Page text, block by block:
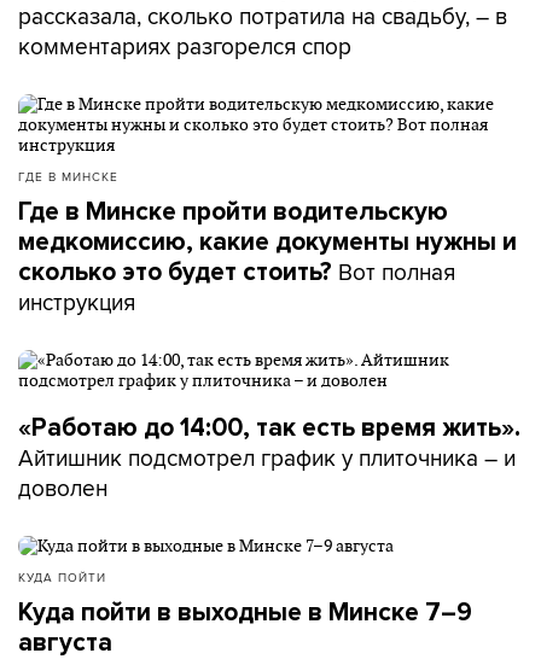
рассказала, сколько потратила на свадьбу, – в
комментариях разгорелся спор
ГДЕ В МИНСКЕ
Где в Минске пройти водительскую
медкомиссию, какие документы нужны и
сколько это будет стоить? Вот полная
инструкция
«Работаю до 14:00, так есть время жить».
Айтишник подсмотрел график у плиточника – и
доволен
КУДА ПОЙТИ
Куда пойти в выходные в Минске 7–9
августа